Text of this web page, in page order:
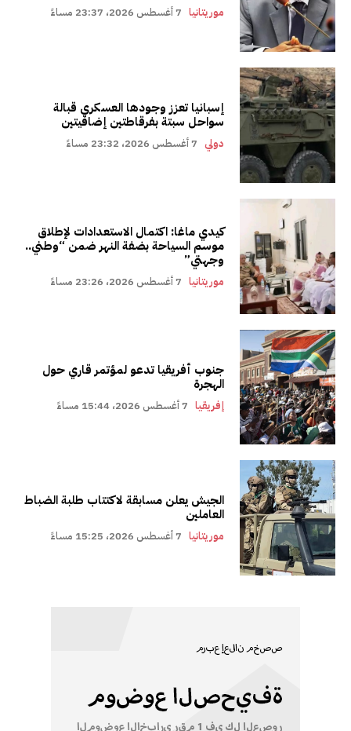
موريتانيا 7 أغسطس 2026، 23:37 مساءً
إسبانيا تعزز وجودها العسكري قبالة
سواحل سبتة بفرقاطتين إضافيتين
دولي 7 أغسطس 2026، 23:32 مساءً
كيدي ماغا: اكتمال الاستعدادات لإطلاق
موسم السياحة بضفة النهر ضمن “وطني..
وجهتي”
موريتانيا 7 أغسطس 2026، 23:26 مساءً
جنوب أفريقيا تدعو لمؤتمر قاري حول
الهجرة
إفريقيا 7 أغسطس 2026، 15:44 مساءً
الجيش يعلن مسابقة لاكتتاب طلبة الضباط
العاملين
موريتانيا 7 أغسطس 2026، 15:25 مساءً